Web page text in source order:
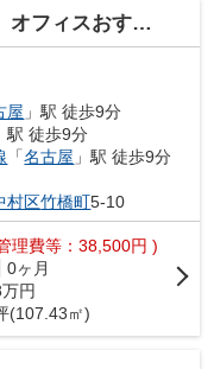
スおすすめ 】
屋 」駅 徒歩9分
駅 徒歩9分
「名古屋 」駅 徒歩9分
村区竹橋町5-10
理費等：38,500円 )
0ヶ月
万円
(107.43㎡)